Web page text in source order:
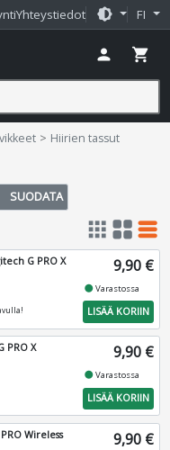
Yhteystiedot brightness_medium FI
person shopping_cart
Hiirien tassut
SUODATA
apps grid_view table_rows
G PRO X
9,90 €
fiber_manual_recordVarastossa
LISÄÄ KORIIN
PRO X
9,90 €
fiber_manual_recordVarastossa
LISÄÄ KORIIN
Wireless 9,90 €